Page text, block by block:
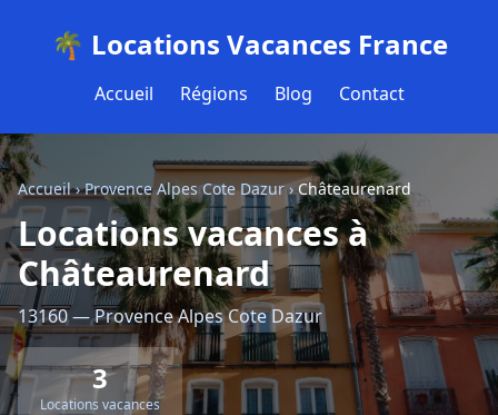
🌴 Locations Vacances France
Accueil Régions Blog Contact
Accueil›Provence Alpes Cote Dazur›Châteaurenard
Locations vacances à
Châteaurenard
13160 — Provence Alpes Cote Dazur
3
Locations vacances